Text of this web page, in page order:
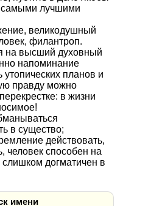
самыми лучшими
великодушный
филантроп.
на высший духовный
напоминание
утопических планов и
правду можно
в жизни
в существо;
действовать,
человек способен на
слишком догматичен в
имени